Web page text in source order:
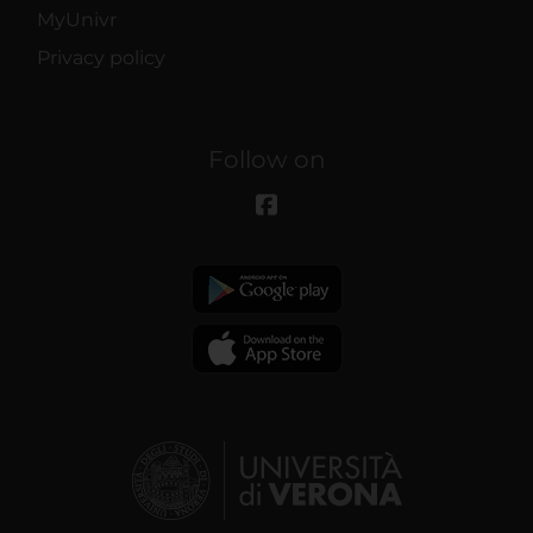
MyUnivr
Privacy policy
Follow on